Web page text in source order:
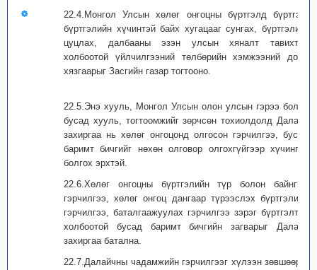
22.4.Монгол Улсын хөлөг онгоцны бүртгэлд бүртгэх,
бүртгэлийн хүчинтэй байх хугацааг сунгах, бүртгэлийг
цуцлах, далбааны эзэн улсын хяналт тавихтай
холбоотой үйлчилгээний төлбөрийн хэмжээний доод
хязгаарыг Засгийн газар тогтооно.
22.5.Энэ хууль, Монгол Улсын олон улсын гэрээ болон
бусад хууль, тогтоомжийг зөрчсөн тохиолдолд Далайн
захиргаа нь хөлөг онгоцонд олгосон гэрчилгээ, бусад
баримт бичгийг нөхөн олговор олгохгүйгээр хүчингүй
болгох эрхтэй.
22.6.Хөлөг онгоцны бүртгэлийн түр болон байнгын
гэрчилгээ, хөлөг онгоц дангаар түрээслэх бүртгэлийн
гэрчилгээ, баталгаажуулах гэрчилгээ зэрэг бүртгэлтэй
холбоотой бусад баримт бичгийн загварыг Далайн
захиргаа батална.
22.7.Далайчны чадамжийн гэрчилгээг хүлээн зөвшөөрч,